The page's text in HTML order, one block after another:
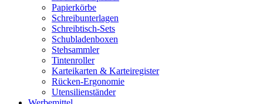
Papierkörbe
Schreibunterlagen
Schreibtisch-Sets
Schubladenboxen
Stehsammler
Tintenroller
Karteikarten & Karteiregister
Rücken-Ergonomie
Utensilienständer